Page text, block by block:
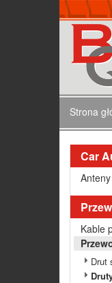
Strona
Car
Kable
Drut